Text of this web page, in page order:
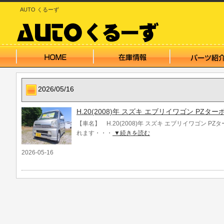
AUTO くるーず
2026/05/16
H.20(2008)年 スズキ エブリイワゴン PZター
【車名】 H.20(2008)年 スズキ エブリイワゴン PZ
れます・・・
▼続きを読む
2026-05-16